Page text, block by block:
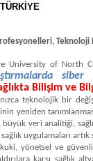
TÜRKİYE
University of North
Bilişim ve
teknolojik bir
yeniden
veri analitiği,
uygulamaları
yönetsel ve